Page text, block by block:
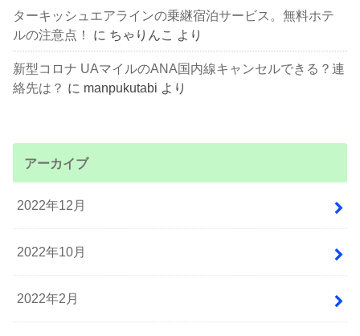
ターキッシュエアラインの乗継宿泊サービス。無料ホテ
ルの注意点！
に ちゃりんこ より
新型コロナ UAマイルのANA国内線キャンセルできる？連
絡先は？ に manpukutabi より
アーカイブ
2022年12月
2022年10月
2022年2月